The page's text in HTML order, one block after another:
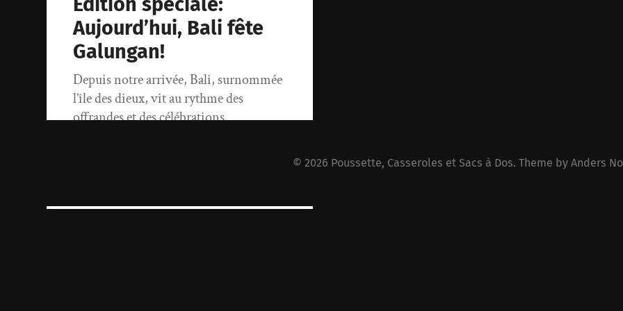
Aujourd’hui, Bali fête
Galungan!
Depuis notre arrivée, Bali, surnommée
l’île des dieux, vit au rythme des
offrandes et des célébrations
© 2026 Poussette, Casseroles et Sacs à Dos. Theme by Anders